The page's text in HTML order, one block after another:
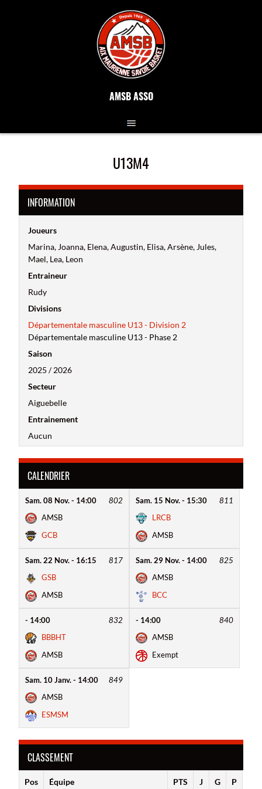
AMSB ASSO
U13M4
INFORMATION
Joueurs
Marina, Joanna, Elena, Augustin, Elisa, Arsène, Jules,
Mael, Lea, Leon
Entraineur
Rudy
Divisions
Départementale masculine U13 - Division 2
Départementale masculine U13 - Phase 2
Saison
2025 / 2026
Secteur
Aiguebelle
Entrainement
Aucun
CALENDRIER
802
Sam. 08 Nov. - 14:00
AMSB
GCB
811
Sam. 15 Nov. - 15:30
LRCB
AMSB
817
Sam. 22 Nov. - 16:15
GSB
AMSB
825
Sam. 29 Nov. - 14:00
AMSB
BCC
832
- 14:00
BBBHT
AMSB
840
- 14:00
AMSB
Exempt
849
Sam. 10 Janv. - 14:00
AMSB
ESMSM
CLASSEMENT
Pos Équipe PTS J G P